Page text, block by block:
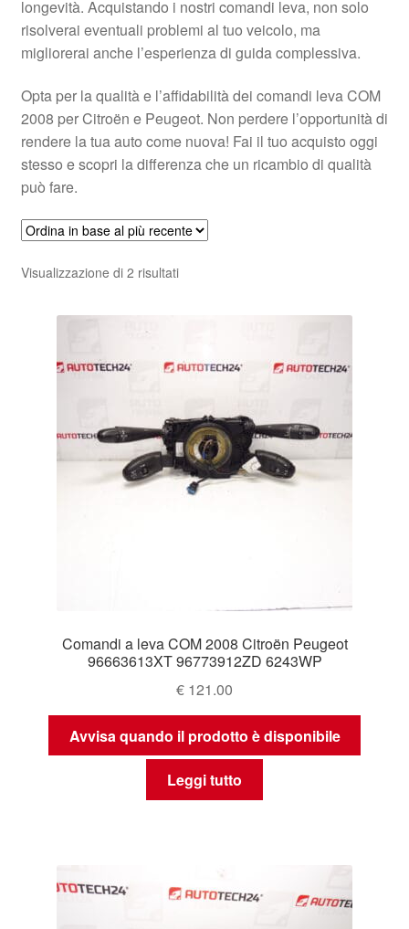
Termini e condizioni
longevità. Acquistando i nostri comandi leva, non solo
risolverai eventuali problemi al tuo veicolo, ma
migliorerai anche l’esperienza di guida complessiva.
Opta per la qualità e l’affidabilità dei comandi leva COM
2008 per Citroën e Peugeot. Non perdere l’opportunità di
rendere la tua auto come nuova! Fai il tuo acquisto oggi
stesso e scopri la differenza che un ricambio di qualità
può fare.
Visualizzazione di 2 risultatiOrdina
recente
Comandi a leva COM 2008 Citroën Peugeot
96663613XT 96773912ZD 6243WP
€ 121.00
Avvisa quando il prodotto è disponibile
Leggi tutto